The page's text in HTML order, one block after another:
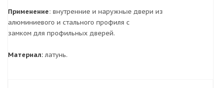
Применение: внутренние и наружные двери из
алюминиевого и стального профиля с
замком для профильных дверей.
Материал: латунь.